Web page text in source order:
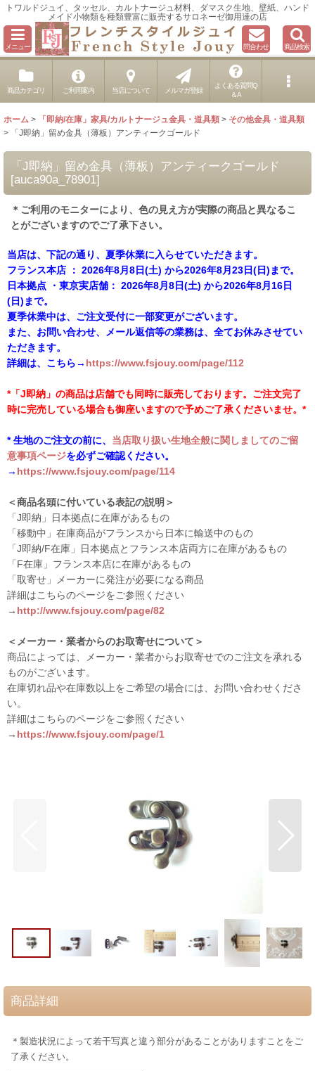
トワルドジュイ、タッセル、カルトナージュ材料、ダマスク生地、壁紙、ハンド
メイド小物類を種類豊富に販売するサロネーゼ御用達の店
メニュー 問合わせ 商品検索
商品カテゴリ ご利用案内 当店について メルマガ登録
よくある質問Q
＆A
ホーム > 「即納/在庫」家具/カルトナージュ金具・道具類 > その他金具・道具類
>
「J即納」留め金具（薄板）アンティークゴールド
「J即納」留め金具（薄板）アンティークゴールド
[auca90a_78901]
＊ご利用のモニターにより、色の見え方が実際の商品と異なるこ
とがございますのでご了承下さい。
当店は、下記の通り、夏季休業に入らせていただきます。
フランス本店 ： 2026年8月8日(土) から2026年8月23日(日)まで。
日本拠点 ・東京実店舗： 2026年8月8日(土) から2026年8月16日
(日)まで。
夏季休業中は、ご注文受付に一部変更がございます。
また、お問い合わせ、メール返信等の業務は、全てお休みさせてい
ただきます。
詳細は、こちら→ https://www.fsjouy.com/page/112
*「J即納」の商品は店舗でも同時に販売しております。ご注文完了
時に完売している場合も御座いますので予めご了承くださいませ。*
* 生地のご注文の前に、 当店取り扱い生地全般に関しましてのご留
意事項ページを必ずご確認ください。
→ https://www.fsjouy.com/page/114
＜商品名頭に付いている表記の説明＞
「J即納」日本拠点に在庫があるもの
「移動中」在庫商品がフランスから日本に輸送中のもの
「J即納/F在庫」日本拠点とフランス本店両方に在庫があるもの
「F在庫」フランス本店に在庫があるもの
「取寄せ」メーカーに発注が必要になる商品
詳細はこちらのページをご参照ください
→ http://www.fsjouy.com/page/82
＜メーカー・業者からのお取寄せについて＞
商品によっては、メーカー・業者からお取寄せでのご注文を承れる
ものがございます。
在庫切れ品や在庫数以上をご希望の場合には、お問い合わせくださ
い。
詳細はこちらのページをご参照ください
→ https://www.fsjouy.com/page/1
商品詳細
＊製造状況によって若干写真と違う部分があることがありますことをご
了承ください。